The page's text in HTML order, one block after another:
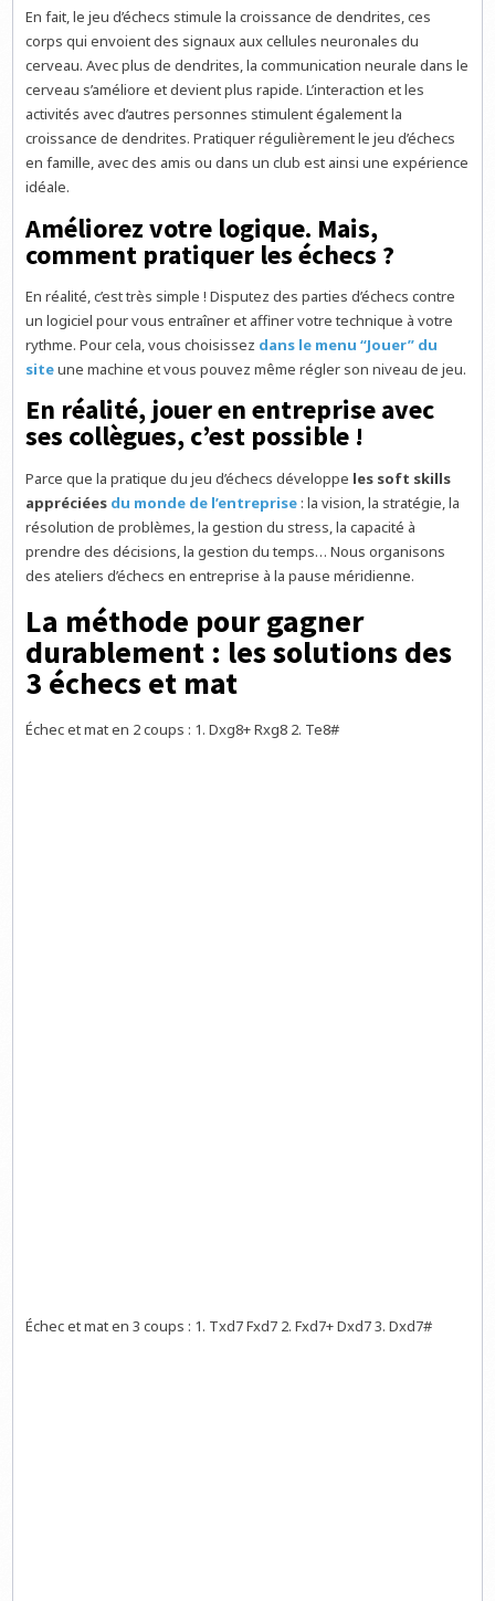
En fait, le jeu d’échecs stimule la croissance de dendrites, ces
corps qui envoient des signaux aux cellules neuronales du
cerveau. Avec plus de dendrites, la communication neurale dans le
cerveau s’améliore et devient plus rapide. L’interaction et les
activités avec d’autres personnes stimulent également la
croissance de dendrites. Pratiquer régulièrement le jeu d’échecs
en famille, avec des amis ou dans un club est ainsi une expérience
idéale.
Améliorez votre logique. Mais,
comment pratiquer les échecs ?
En réalité, c’est très simple ! Disputez des parties d’échecs contre
un logiciel pour vous entraîner et affiner votre technique à votre
rythme. Pour cela, vous choisissez dans le menu “Jouer” du
siteune machine et vous pouvez même régler son niveau de jeu.
En réalité, jouer en entreprise avec
ses collègues, c’est possible !
Parce que la pratique du jeu d’échecs développe les soft skills
appréciées du monde de l’entreprise : la vision, la stratégie, la
résolution de problèmes, la gestion du stress, la capacité à
prendre des décisions, la gestion du temps… Nous organisons
des ateliers d’échecs en entreprise à la pause méridienne.
La méthode pour gagner
durablement : les solutions des
3 échecs et mat
Échec et mat en 2 coups : 1. Dxg8+ Rxg8 2. Te8#
Échec et mat en 3 coups : 1. Txd7 Fxd7 2. Fxd7+ Dxd7 3. Dxd7#